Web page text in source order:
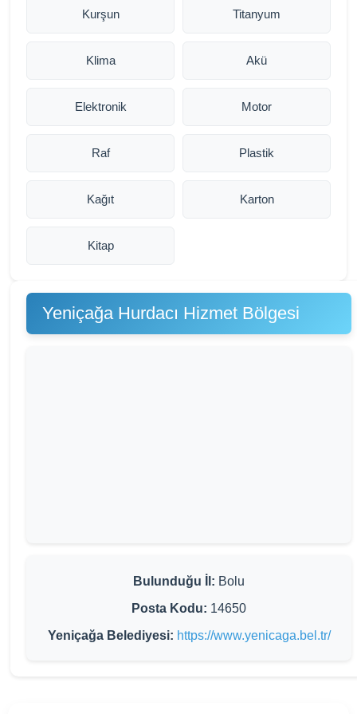
Kurşun Titanyum
Klima Akü
Elektronik Motor
Raf Plastik
Kağıt Karton
Kitap
Yeniçağa Hurdacı Hizmet Bölgesi
Bulunduğu İl: Bolu
Posta Kodu: 14650
Yeniçağa Belediyesi: https://www.yenicaga.bel.tr/